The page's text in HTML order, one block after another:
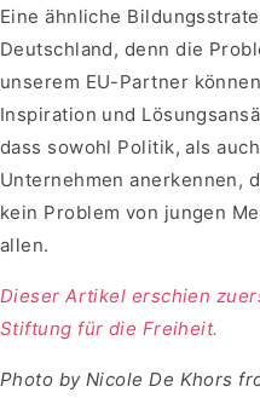
Eine ähnliche
Deutschland, denn die
unserem EU-Partner
Inspiration und
dass sowohl Politik, als
Unternehmen anerkennen,
kein Problem von jungen
allen.
Dieser Artikel erschien
Stiftung für die Freiheit.
Photo by Nicole De Khors